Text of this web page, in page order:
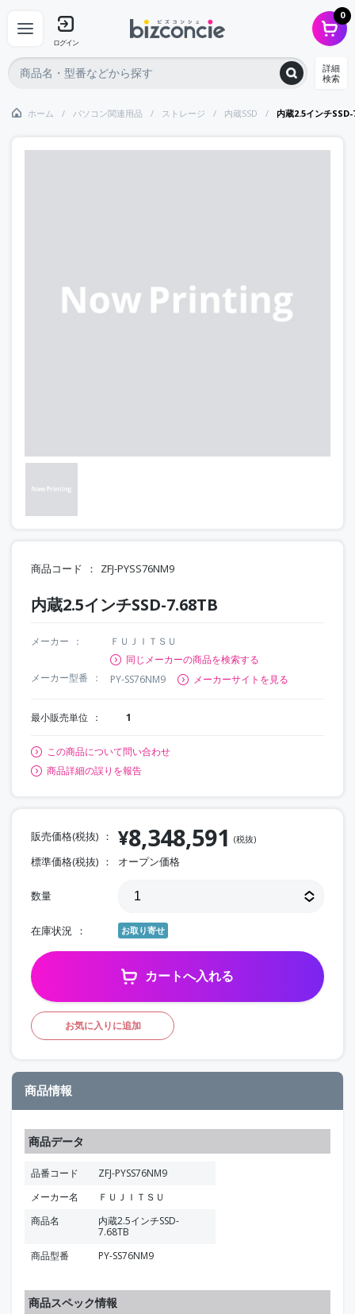
ログイン
0
詳細
検索
ホーム パソコン関連用品 ストレージ 内蔵SSD 内蔵2.5インチ
商品コード ZFJ-PYSS76NM9
内蔵2.5インチSSD-7.68TB
メーカー
ＦＵＪＩＴＳＵ
同じメーカーの商品を検索する
メーカー型番
PY-SS76NM9 メーカーサイトを見る
最小販売単位 1
この商品について問い合わせ
商品詳細の誤りを報告
販売価格(税抜) ¥8,348,591 (税抜)
標準価格(税抜) オープン価格
数量
在庫状況 お取り寄せ
カートへ入れる
お気に入りに追加
商品情報
商品データ
品番コード
ZFJ-PYSS76NM9
メーカー名
ＦＵＪＩＴＳＵ
商品名
内蔵2.5インチSSD-
7.68TB
商品型番
PY-SS76NM9
商品スペック情報